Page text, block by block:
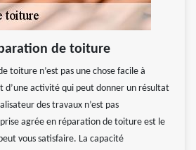
de toiture
toiture n’est pas une chose facile à
d’une activité qui peut donner un résultat
des travaux n’est pas
agrée en réparation de toiture est le
vous satisfaire. La capacité